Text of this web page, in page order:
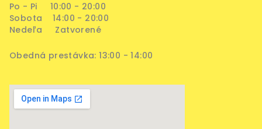
Po - Pi 10:00 - 20:00
Sobota 14:00 - 20:00
Nedeľa Zatvorené
Obedná prestávka: 13:00 - 14:00